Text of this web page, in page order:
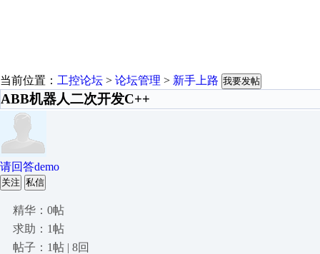
当前位置： 工控论坛 > 论坛管理 > 新手上路 我要发帖
ABB机器人二次开发C++
请回答demo
关注 私信
精华：0帖
求助：1帖
帖子：1帖 | 8回